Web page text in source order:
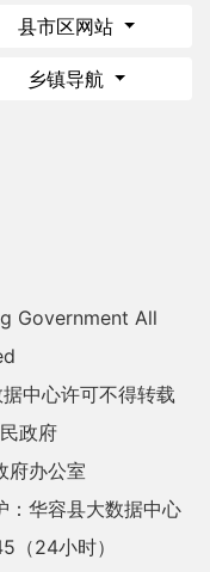
县市区网站
乡镇导航
Government All
中心许可不得转载
政府
府办公室
：华容县大数据中心
（24小时）